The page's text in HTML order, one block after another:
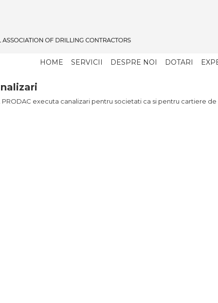
HOME SERVICII DESPRE NOI DOTARI
PRODAC executa canalizari pentru societati ca si pentru cartiere